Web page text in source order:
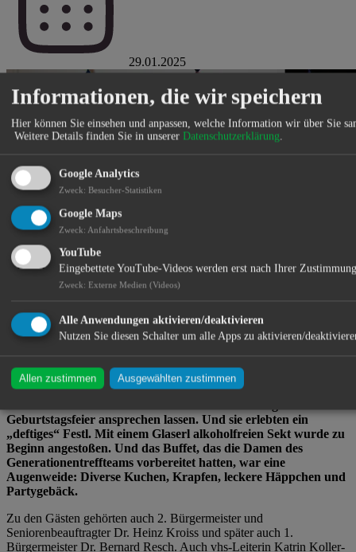
29.01.2025
Zurück
Generationentreff feierte seinen 1. Geburtstag.
Nicht zum ersten Mal war der "TreffPunkt", der Kiosk am
Bahnhof, in dem der Generationentreff zu Hause ist, zu klein.
Geburtstagsfeier ansprechen lassen. Und sie erlebten ein
„deftiges“ Festl. Mit einem Glaserl alkoholfreien Sekt wurde zu
Beginn angestoßen. Und das Buffet, das die Damen des
Generationentreffteams vorbereitet hatten, war eine
Augenweide: Diverse Kuchen, Krapfen, leckere Häppchen und
Partygebäck.
Zu den Gästen gehörten auch 2. Bürgermeister und
Seniorenbeauftragter Dr. Heinz Kroiss und später auch 1.
Bürgermeister Dr. Bernard Resch. Auch vhs-Leiterin Katrin Koller-
Informationen, die wir speichern
Hier können Sie einsehen und anpassen, welche Information wir über Sie
Weitere Details finden Sie in unserer Datenschutzerklärung.
Google Analytics
Zweck: Besucher-Statistiken
Google Maps
Zweck: Anfahrtsbeschreibung
YouTube
Eingebettete YouTube-Videos werden erst nach Ihrer
Zweck: Externe Medien (Videos)
Alle Anwendungen aktivieren/deaktivieren
Nutzen Sie diesen Schalter um alle Apps zu aktivieren/
Allen zustimmen Ausgewählten zustimmen